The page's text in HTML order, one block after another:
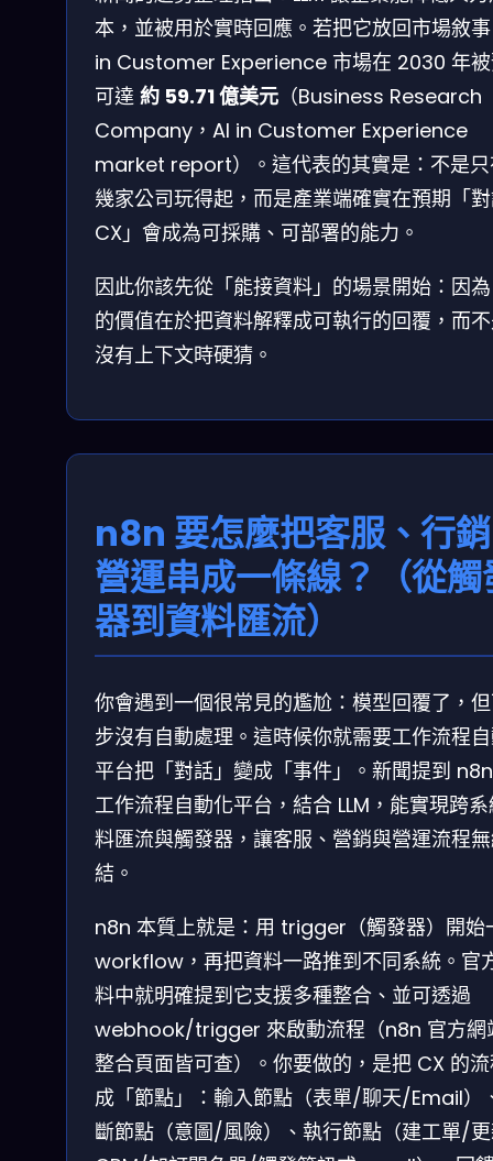
本，並被用於實時回應。若把它放回市場敘
in Customer Experience 市場在 2030 年
可達 約 59.71 億美元 （Business Research
Company，AI in Customer Experience
market report）。這代表的其實是：不是
幾家公司玩得起，而是產業端確實在預期「
CX」會成為可採購、可部署的能力。
因此你該先從「能接資料」的場景開始：因為
的價值在於把資料解釋成可執行的回覆，而
沒有上下文時硬猜。
n8n 要怎麼把客服、行
營運串成一條線？（從觸
器到資料匯流）
你會遇到一個很常見的尷尬：模型回覆了，
步沒有自動處理。這時候你就需要工作流程
平台把「對話」變成「事件」。新聞提到
工作流程自動化平台，結合 LLM，能實現跨
料匯流與觸發器，讓客服、營銷與營運流程
結。
n8n 本質上就是：用 trigger（觸發器）開始
workflow，再把資料一路推到不同系統。官
料中就明確提到它支援多種整合、並可透過
webhook/trigger 來啟動流程（n8n 官方網
整合頁面皆可查）。你要做的，是把 CX 的
成「節點」：輸入節點（表單/聊天/Email）
斷節點（意圖/風險）、執行節點（建工單/